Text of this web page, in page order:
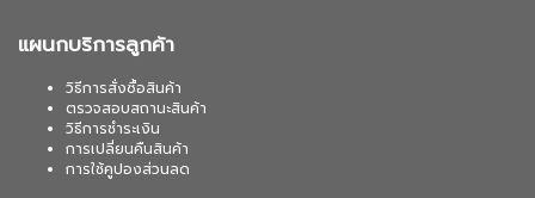
แผนกบริการลูกค้า
วิธีการสั่งซื้อสินค้า
ตรวจสอบสถานะสินค้า
วิธีการชำระเงิน
การเปลี่ยนคืนสินค้า
การใช้คูปองส่วนลด